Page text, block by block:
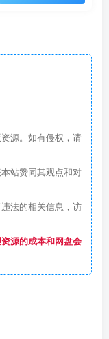
源。如有侵权，请
站赞同其观点和对
法的相关信息，访
源的成本和网盘会